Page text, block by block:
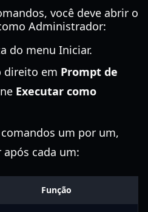
você deve abrir o
Administrador:
do menu Iniciar.
direito em Prompt de
Executar como
um por um,
cada um:
Função